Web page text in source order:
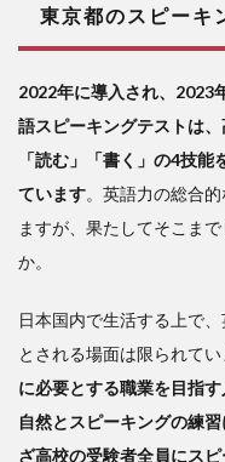
東京都のスピーキ
2022年に導入され、2023
語スピーキングテストは
「読む」「書く」の4技
ています。英語力の総合
ますが、果たしてそこま
か。
日本国内で生活する上で
とされる場面は限られてい
に必要とする職業を目指
自然とスピーキングの練
ざ高校の受験者全員にス